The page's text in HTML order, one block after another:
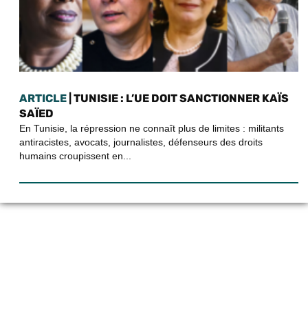
ARTICLE | TUNISIE : L’UE DOIT SANCTIONNER KAÏS
SAÏED
En Tunisie, la répression ne connaît plus de limites : militants
antiracistes, avocats, journalistes, défenseurs des droits
humains croupissent en...